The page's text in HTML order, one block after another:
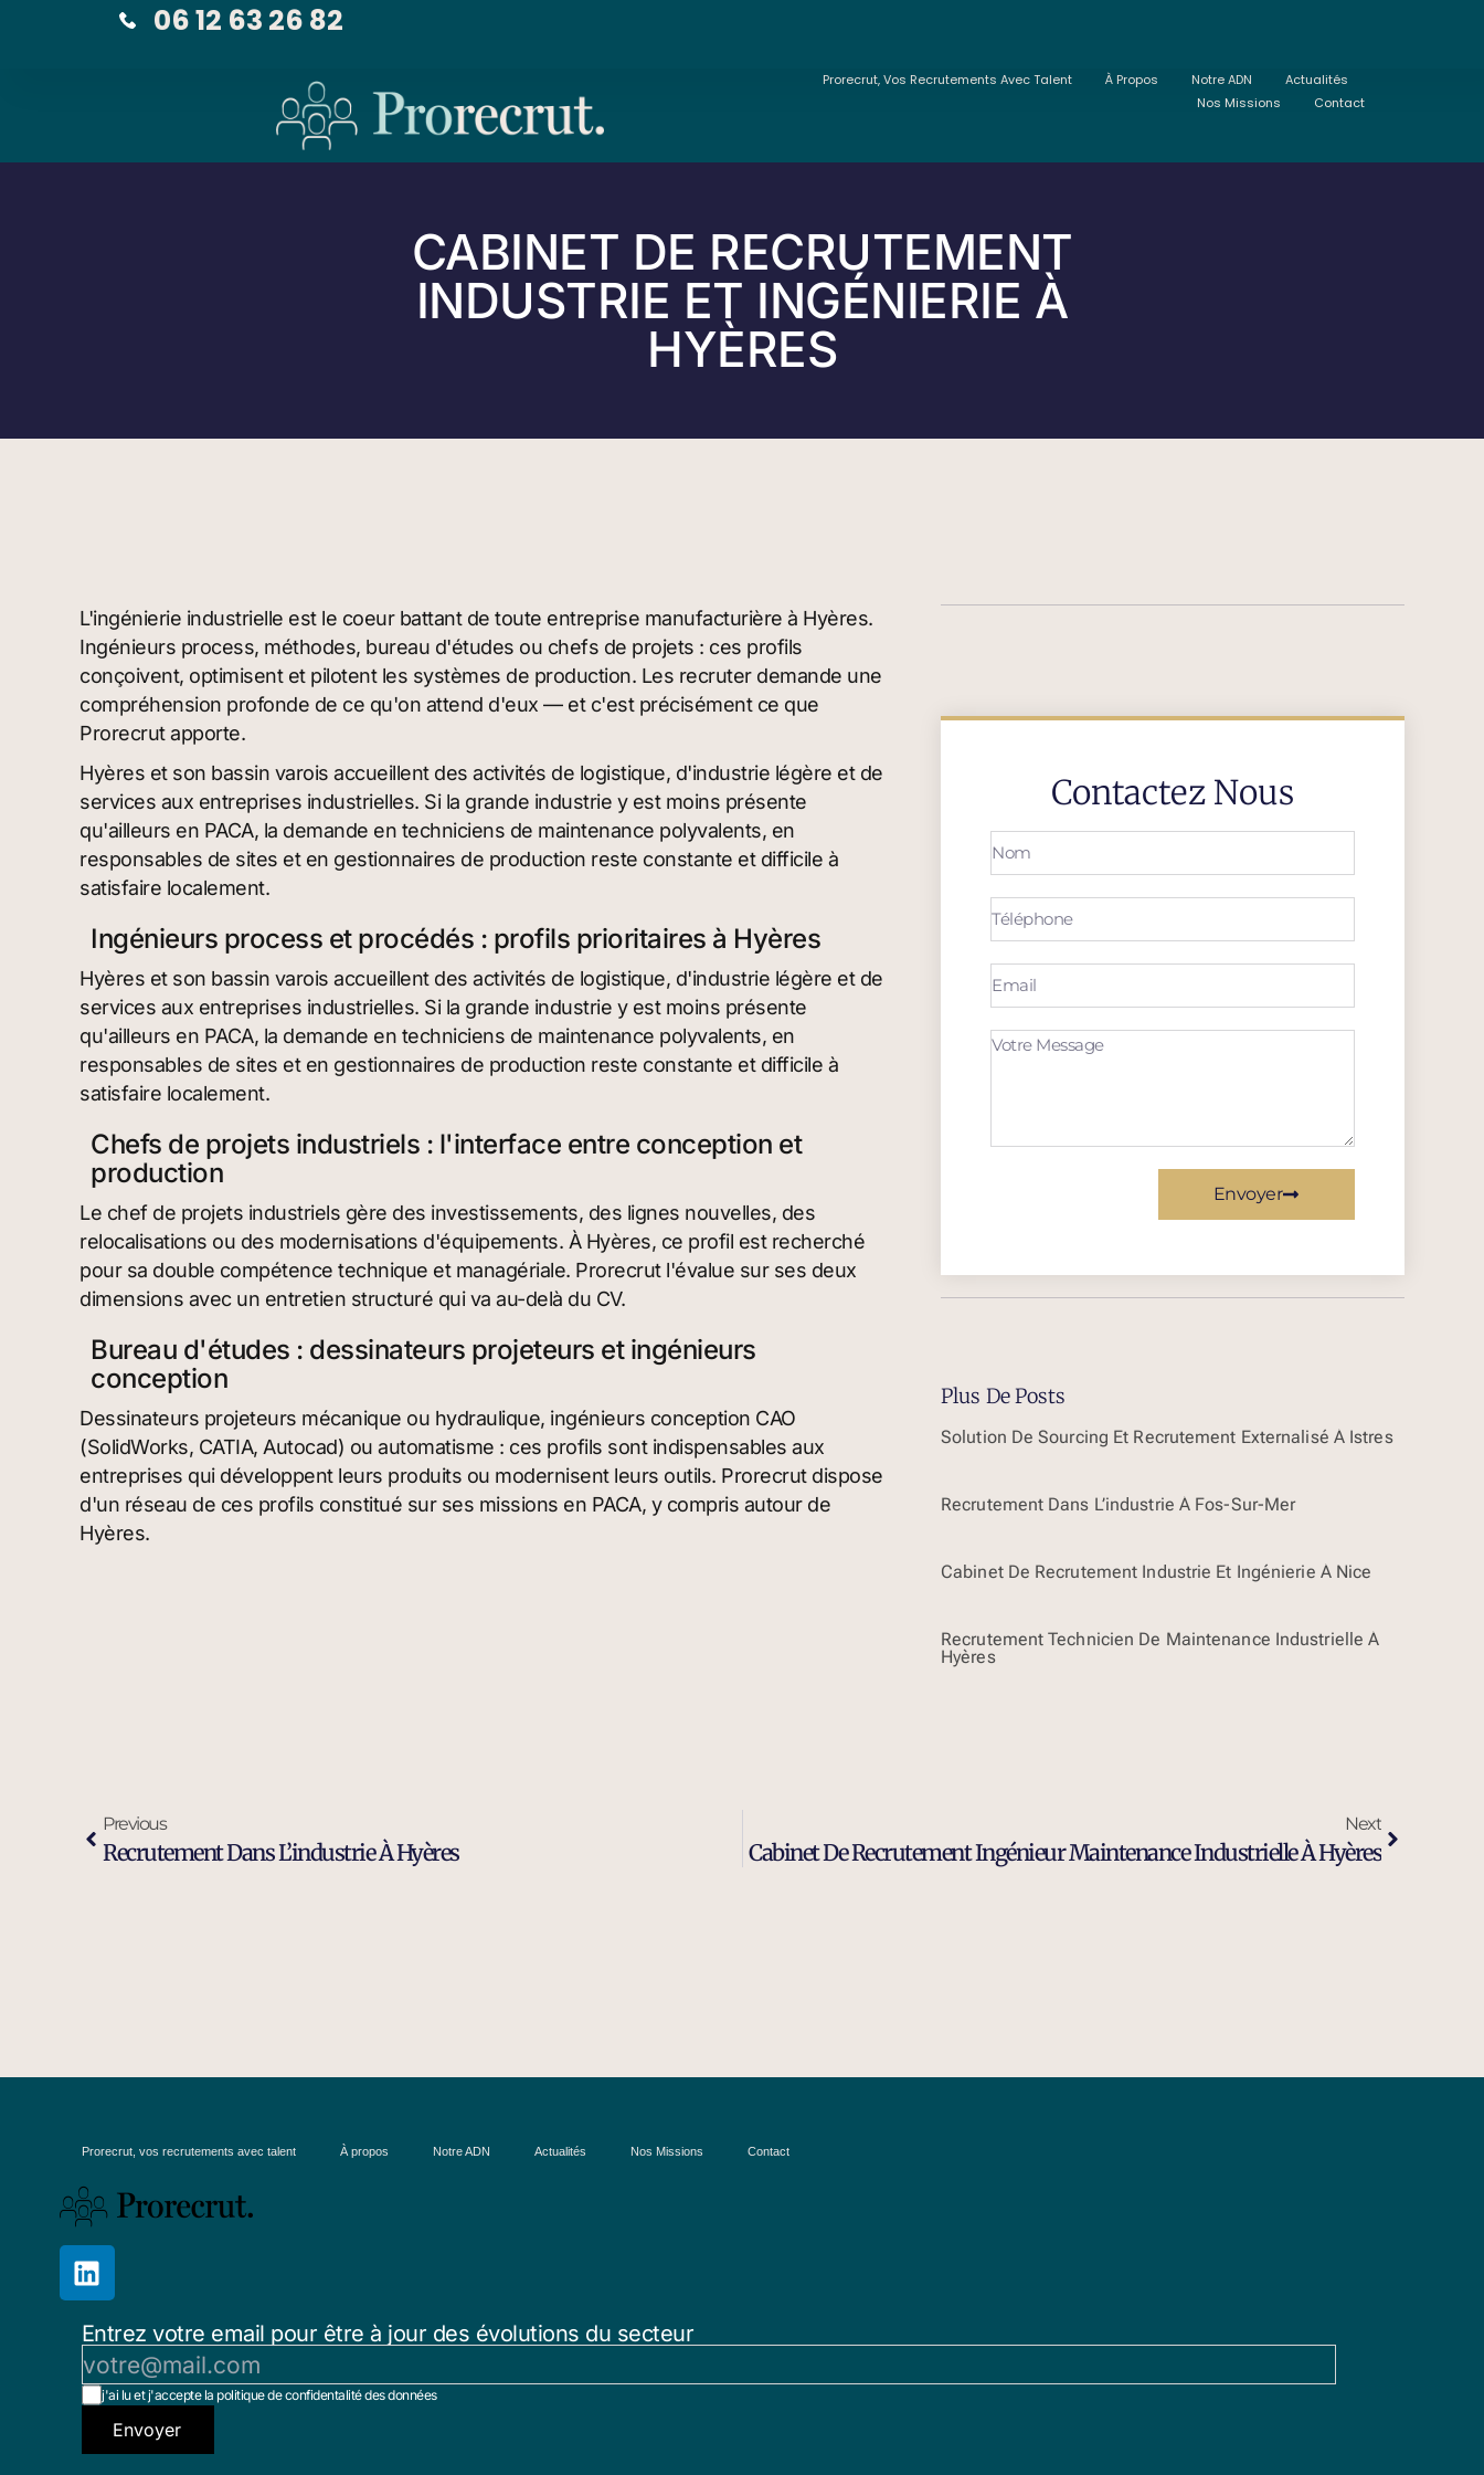
06 12 63 26 82
Prorecrut, Vos Recrutements Avec Talent À Propos Notre ADN
Actualités
Nos Missions
Contact
CABINET DE RECRUTEMENT
INDUSTRIE ET INGÉNIERIE À
HYÈRES
L'ingénierie industrielle est le coeur battant de toute entreprise manufacturière à Hyères.
Ingénieurs process, méthodes, bureau d'études ou chefs de projets : ces profils
conçoivent, optimisent et pilotent les systèmes de production. Les recruter demande une
compréhension profonde de ce qu'on attend d'eux — et c'est précisément ce que
Prorecrut apporte.
Hyères et son bassin varois accueillent des activités de logistique, d'industrie légère et de
services aux entreprises industrielles. Si la grande industrie y est moins présente
qu'ailleurs en PACA, la demande en techniciens de maintenance polyvalents, en
responsables de sites et en gestionnaires de production reste constante et difficile à
satisfaire localement.
Ingénieurs process et procédés : profils prioritaires à Hyères
Hyères et son bassin varois accueillent des activités de logistique, d'industrie légère et de
services aux entreprises industrielles. Si la grande industrie y est moins présente
qu'ailleurs en PACA, la demande en techniciens de maintenance polyvalents, en
responsables de sites et en gestionnaires de production reste constante et difficile à
satisfaire localement.
Chefs de projets industriels : l'interface entre conception et
production
Le chef de projets industriels gère des investissements, des lignes nouvelles, des
relocalisations ou des modernisations d'équipements. À Hyères, ce profil est recherché
pour sa double compétence technique et managériale. Prorecrut l'évalue sur ses deux
dimensions avec un entretien structuré qui va au-delà du CV.
Bureau d'études : dessinateurs projeteurs et ingénieurs
conception
Dessinateurs projeteurs mécanique ou hydraulique, ingénieurs conception CAO
(SolidWorks, CATIA, Autocad) ou automatisme : ces profils sont indispensables aux
entreprises qui développent leurs produits ou modernisent leurs outils. Prorecrut dispose
d'un réseau de ces profils constitué sur ses missions en PACA, y compris autour de
Hyères.
Contactez Nous
Envoyer
Plus De Posts
Solution De Sourcing Et Recrutement Externalisé À Istres
Recrutement Dans L’industrie À Fos-Sur-Mer
Cabinet De Recrutement Industrie Et Ingénierie À Nice
Recrutement Technicien De Maintenance Industrielle À
Hyères
Previous
Recrutement Dans L’industrie À Hyères
Next
Cabinet De Recrutement Ingénieur Maintenance Industrielle À Hyères
Prorecrut, vos recrutements avec talent À propos Notre ADN Actualités Nos Missions Contact
Entrez votre email pour être à jour des évolutions du secteur
j'ai lu et j'accepte la politique de confidentalité des données
Envoyer